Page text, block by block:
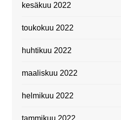
kesäkuu 2022
toukokuu 2022
huhtikuu 2022
maaliskuu 2022
helmikuu 2022
tammikuu 2022